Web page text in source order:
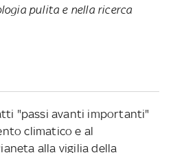
pulita e nella ricerca
"passi avanti importanti"
climatico e al
alla vigilia della